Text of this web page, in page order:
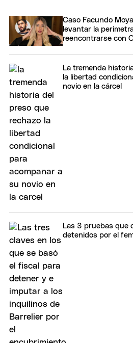
Caso Facundo
levantar la
reencontrarse con
La tremenda
la libertad
novio en la cárcel
Las 3 pruebas que
detenidos por el